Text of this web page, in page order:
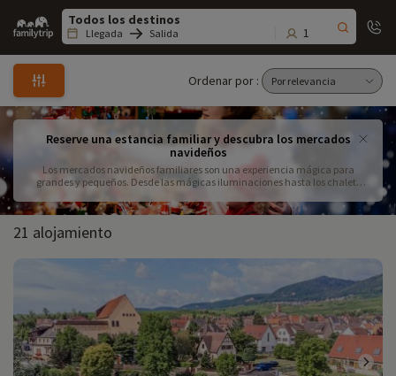
Family
trip
Llegada Salida 1
Ordenar por :
Reserve una estancia familiar y descubra los mercados
navideños
Los mercados navideños familiares son una experiencia mágica para
grandes y pequeños. Desde las mágicas iluminaciones hasta los chalets
gastronómicos y la animación infantil de los mercados navideños, cada
visita es una inmersión en el espíritu festivo. Para aprovechar al máximo la
temporada, hemos seleccionado los mejores mercados navideños de
Francia, perfectos para un fin de semana de mercado navideño en familia.
De Estrasburgo a Colmar, pasando por Lyon, estos destinos ofrecen pueblos
navideños familiares donde reina el ambiente festivo. En el programa:
degustaciones, encuentros con Papá Noel y actividades navideñas para los
niños. Para disfrutar en familia de los mercados navideños, consulta
nuestros consejos prácticos sobre alojamiento, itinerarios y las mejores
horas para evitar las aglomeraciones. Regálate un interludio encantado y
crea recuerdos inolvidables con tus hijos explorando nuestras ideas de
excursiones navideñas en familia y las iluminaciones navideñas más
bonitas para familias.
21 alojamiento